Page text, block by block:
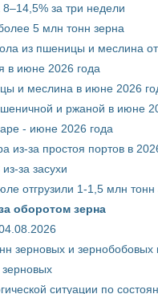
за три недели
5 млн тонн зерна
из пшеницы и меслина
в июне 2026 года
и меслина в июне 2026
и ржаной в июне
- июне 2026 года
из-за простоя портов в
за засухи
отгрузили 1-1,5 млн
оборотом зерна
зерновых и зернобобовых
ситуации по